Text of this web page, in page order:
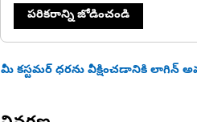
పరికరాన్ని జోడించండి
మీ కస్టమర్ ధరను వీక్షించడానికి లాగిన్